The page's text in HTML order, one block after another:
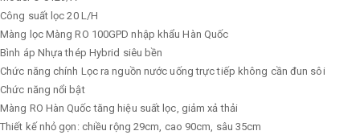
Công suất lọc 20 L/H
Màng lọc Màng RO 100GPD nhập khẩu Hàn Quốc
Bình áp Nhựa thép Hybrid siêu bền
Chức năng chính Lọc ra nguồn nước uống trực tiếp không cần đun sôi
Chức năng nổi bật
Màng RO Hàn Quốc tăng hiệu suất lọc, giảm xả thải
Thiết kế nhỏ gọn: chiều rộng 29cm, cao 90cm, sâu 35cm